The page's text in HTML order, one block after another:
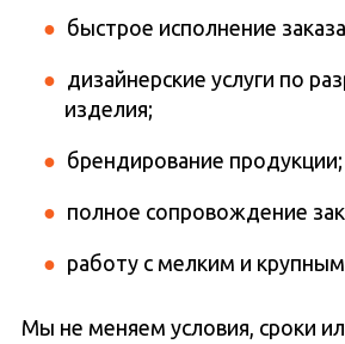
быстрое исполнение
дизайнерские услуги по
изделия;
брендирование продукции;
полное сопровождение
работу с мелким и
Мы не меняем условия, сроки